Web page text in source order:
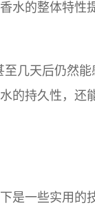
水的整体特性
几天后仍然
的持久性，还
是一些实用的